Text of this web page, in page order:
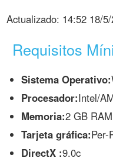
Actualizado: 14:52 18/
Requisitos
Sistema Operativo:
Procesador:Intel/
Memoria:2 GB RAM
Tarjeta gráfica:Per-
DirectX :9.0c